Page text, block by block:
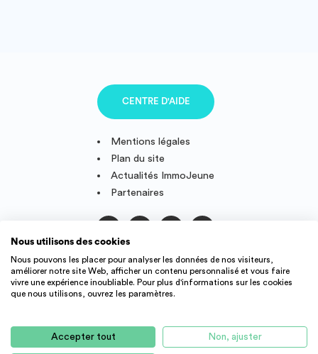
Mentions légales
Plan du site
Actualités ImmoJeune
Partenaires
CENTRE D'AIDE
Suivez-nous
Des offres de logement étudiant et jeune actif dans toute la
Nous utilisons des cookies
Nous pouvons les placer pour analyser les données de nos visiteurs,
améliorer notre site Web, afficher un contenu personnalisé et vous faire
vivre une expérience inoubliable. Pour plus d'informations sur les cookies
que nous utilisons, ouvrez les paramètres.
Accepter tout Non, ajuster